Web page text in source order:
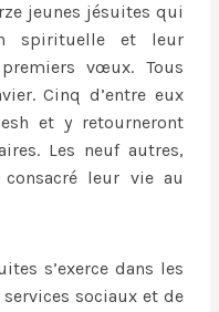
jeunes jésuites qui
spirituelle et leur
vœux. Tous
Cinq d’entre eux
et y retourneront
Les neuf autres,
leur vie au
s’exerce dans les
sociaux et de